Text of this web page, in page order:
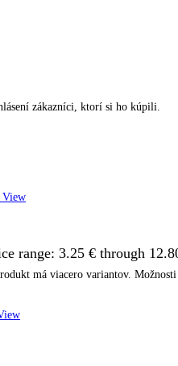
zákazníci, ktorí si ho kúpili.
View
range: 3.25 € through
má viacero variantov.